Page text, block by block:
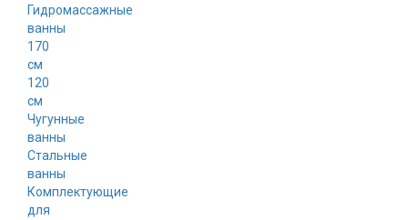
Гидромассажные
ванны
170
см
120
см
Чугунные
ванны
Стальные
ванны
Комплектующие
для